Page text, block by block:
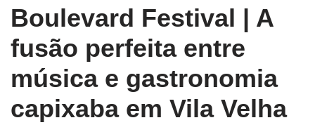
Boulevard Festival | A
fusão perfeita entre
música e gastronomia
capixaba em Vila Velha